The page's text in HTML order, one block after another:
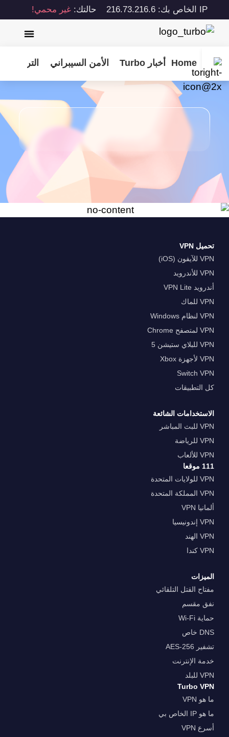
IP الخاص بك: 216.73.216.6 حالتك:غير محمي!
Home أخبار Turbo الأمن السيبراني الترفيه
تحميل VPN
VPN للآيفون (iOS)
VPN للأندرويد
أندرويد VPN Lite
VPN للماك
VPN لنظام Windows
VPN لمتصفح Chrome
VPN للبلاي ستيشن 5
VPN لأجهزة Xbox
Switch VPN
كل التطبيقات
الاستخدامات الشائعة
VPN للبث المباشر
VPN للرياضة
VPN للألعاب
111 موقعا
VPN للولايات المتحدة
VPN المملكة المتحدة
ألمانيا VPN
VPN إندونيسيا
VPN الهند
VPN كندا
الميزات
مفتاح القتل التلقائي
نفق مقسم
حماية Wi-Fi
DNS خاص
تشفير AES-256
خدمة الإنترنت
VPN للبلد
Turbo VPN
ما هو VPN
ما هو IP الخاص بي
أسرع VPN